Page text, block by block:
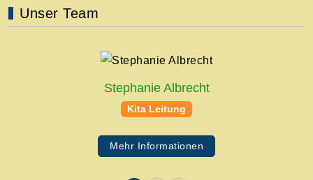
Unser Team
Stephanie Albrecht
Kita Leitung
Mehr Informationen